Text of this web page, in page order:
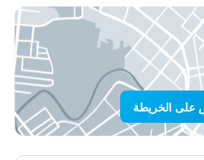
على الخريطة